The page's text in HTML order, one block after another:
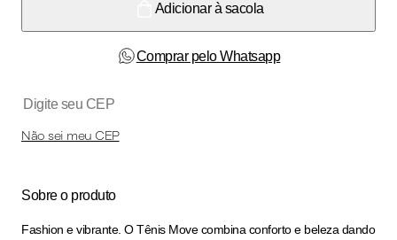
Adicionar à sacola
Comprar pelo Whatsapp
Não sei meu CEP
Sobre o produto
Fashion e vibrante. O Tênis Move combina conforto e beleza dando